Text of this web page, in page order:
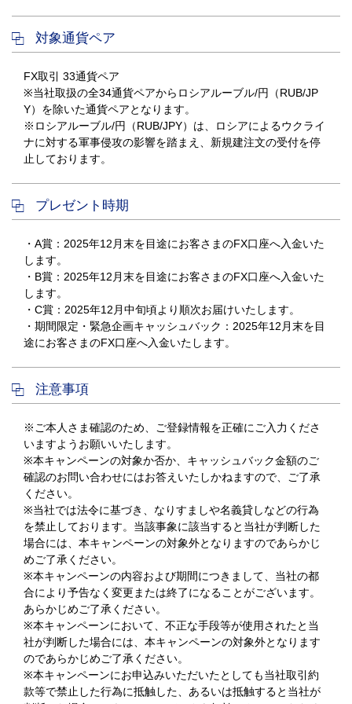
対象通貨ペア
FX取引 33通貨ペア
※当社取扱の全34通貨ペアからロシアルーブル/円（RUB/JP
Y）を除いた通貨ペアとなります。
※ロシアルーブル/円（RUB/JPY）は、ロシアによるウクライ
ナに対する軍事侵攻の影響を踏まえ、新規建注文の受付を停
止しております。
プレゼント時期
・A賞：2025年12月末を目途にお客さまのFX口座へ入金いた
します。
・B賞：2025年12月末を目途にお客さまのFX口座へ入金いた
します。
・C賞：2025年12月中旬頃より順次お届けいたします。
・期間限定・緊急企画キャッシュバック：2025年12月末を目
途にお客さまのFX口座へ入金いたします。
注意事項
※ご本人さま確認のため、ご登録情報を正確にご入力くださ
いますようお願いいたします。
※本キャンペーンの対象か否か、キャッシュバック金額のご
確認のお問い合わせにはお答えいたしかねますので、ご了承
ください。
※当社では法令に基づき、なりすましや名義貸しなどの行為
を禁止しております。当該事象に該当すると当社が判断した
場合には、本キャンペーンの対象外となりますのであらかじ
めご了承ください。
※本キャンペーンの内容および期間につきまして、当社の都
合により予告なく変更または終了になることがございます。
あらかじめご了承ください。
※本キャンペーンにおいて、不正な手段等が使用されたと当
社が判断した場合には、本キャンペーンの対象外となります
のであらかじめご了承ください。
※本キャンペーンにお申込みいただいたとしても当社取引約
款等で禁止した行為に抵触した、あるいは抵触すると当社が